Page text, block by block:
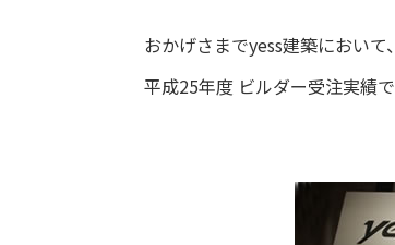
おかげさまでyess建築において、
平成25年度 ビルダー受注実績で